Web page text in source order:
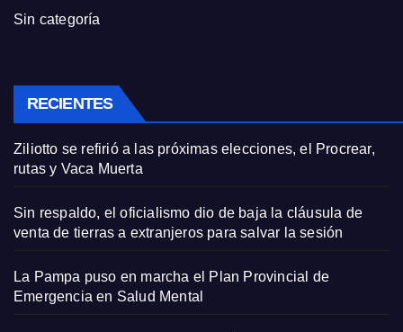
Sin categoría
RECIENTES
Ziliotto se refirió a las próximas elecciones, el Procrear,
rutas y Vaca Muerta
Sin respaldo, el oficialismo dio de baja la cláusula de
venta de tierras a extranjeros para salvar la sesión
La Pampa puso en marcha el Plan Provincial de
Emergencia en Salud Mental